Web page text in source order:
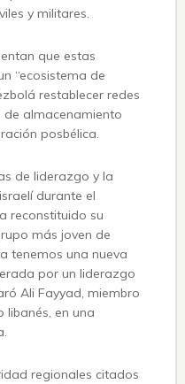
y militares.
que estas
“ecosistema de
restablecer redes
de almacenamiento
posbélica.
de liderazgo y la
durante el
reconstituido su
más joven de
tenemos una nueva
por un liderazgo
Ali Fayyad, miembro
libanés, en una
regionales citados